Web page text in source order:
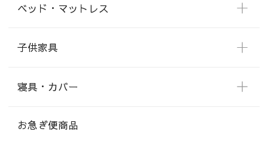
ベッド・マットレス
子供家具
寝具・カバー
お急ぎ便商品